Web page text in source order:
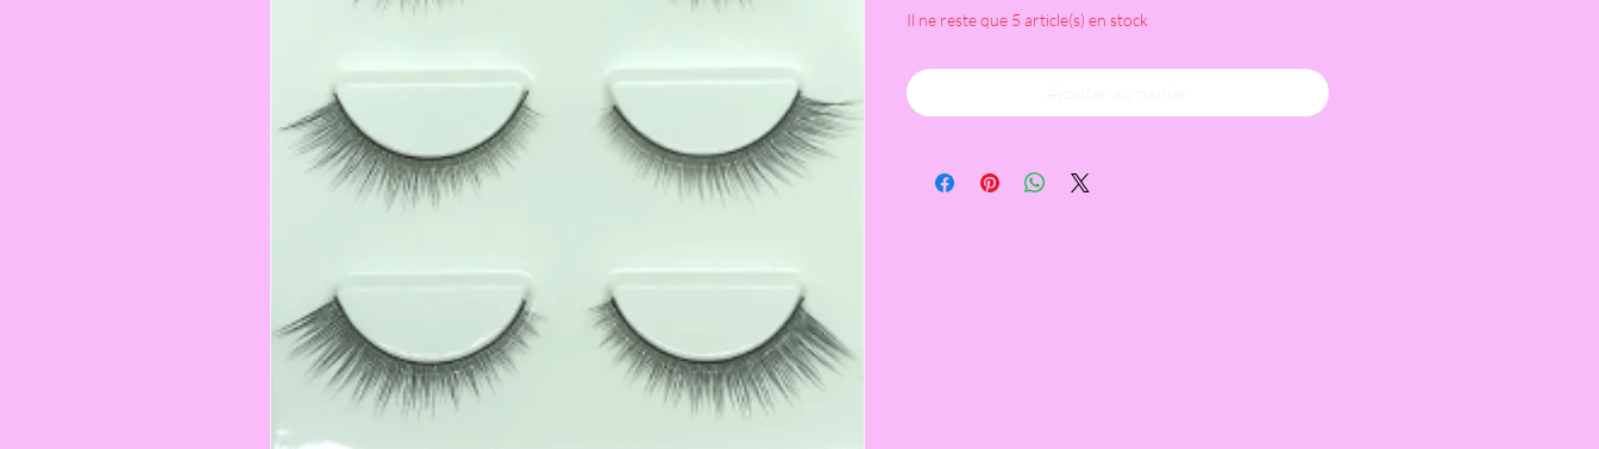
Il ne reste que 5 article(s) en stock